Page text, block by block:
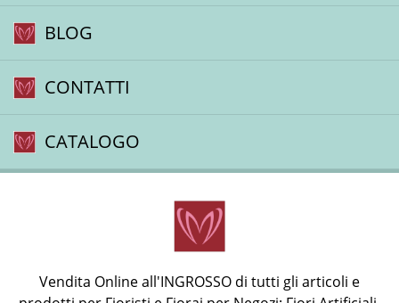
BLOG
CONTATTI
CATALOGO
Vendita Online all'INGROSSO di tutti gli articoli e